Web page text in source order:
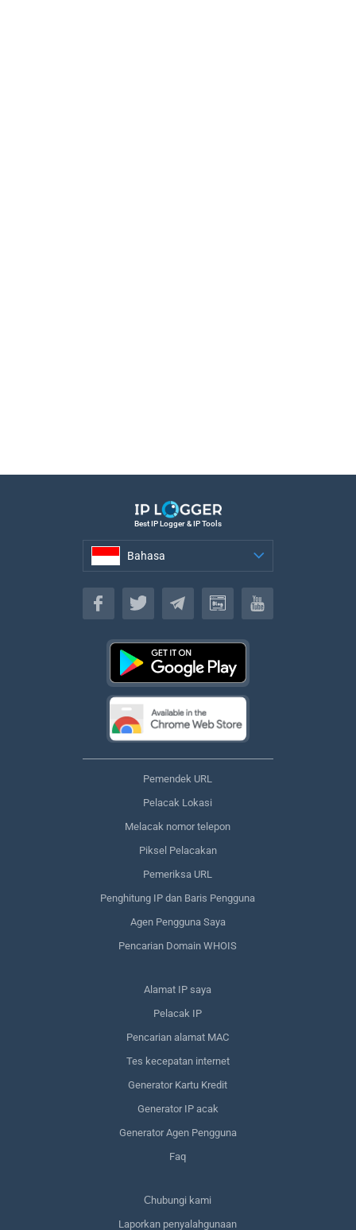
Best IP Logger & IP Tools
Bahasa
Bahasa
Pemendek URL
Pelacak Lokasi
Melacak nomor telepon
Piksel Pelacakan
Pemeriksa URL
Penghitung IP dan Baris Pengguna
Agen Pengguna Saya
Pencarian Domain WHOIS
Alamat IP saya
Pelacak IP
Pencarian alamat MAC
Tes kecepatan internet
Generator Kartu Kredit
Generator IP acak
Generator Agen Pengguna
Faq
Сhubungi kami
Laporkan penyalahgunaan